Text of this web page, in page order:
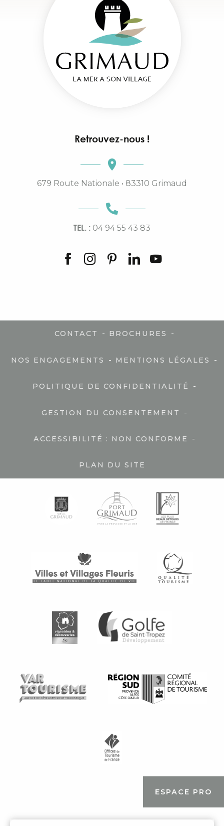
Retrouvez-nous !
679 Route Nationale • 83310 Grimaud
TEL. : 04 94 55 43 83
CONTACT - BROCHURES -
NOS ENGAGEMENTS - MENTIONS LÉGALES -
POLITIQUE DE CONFIDENTIALITÉ -
GESTION DU CONSENTEMENT -
ACCESSIBILITÉ : NON CONFORME -
PLAN DU SITE
ESPACE PRO